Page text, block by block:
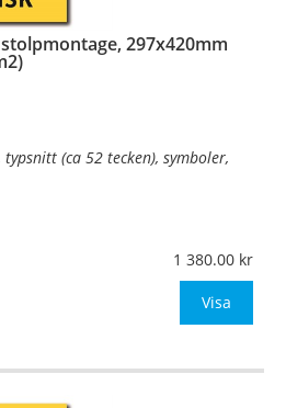
297x420mm
(ca 52 tecken), symboler,
2mm (stolpmontage)
annat mått upp till 0,13m²)
1 380.00
Visa